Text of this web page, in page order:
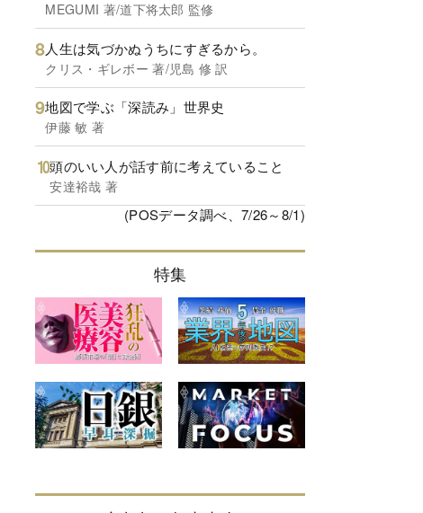
MEGUMI 著/道下将太郎 監修
人生は気づかぬうちにすぎるから。
クリス・ギレボー 著/児島 修 訳
地図で学ぶ「深読み」世界史
伊藤 敏 著
頭のいい人が話す前に考えていること
安達裕哉 著
(POSデータ調べ、7/26～8/1)
特集